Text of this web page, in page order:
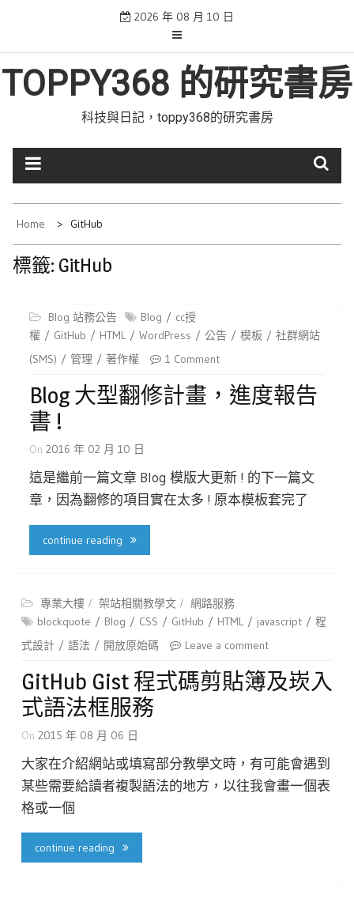
2026 年 08 月 10 日
TOPPY368 的研究書房
科技與日記，toppy368的研究書房
Home GitHub
標籤: GitHub
Blog 站務公告 Blog
cc授
權
GitHub HTML WordPress 公告 模板
社群網站
(SMS)
管理 著作權 1 Comment
Blog 大型翻修計畫，進度報告
書 !
On 2016 年 02 月 10 日
這是繼前一篇文章 Blog 模版大更新 ! 的下一篇文
章，因為翻修的項目實在太多 ! 原本模板套完了
continue reading
專業大樓 架站相關教學文
網路服務
blockquote
Blog CSS GitHub HTML javascript
程
式設計
語法 開放原始碼 Leave a comment
GitHub Gist 程式碼剪貼簿及崁入
式語法框服務
On 2015 年 08 月 06 日
大家在介紹網站或填寫部分教學文時，有可能會遇到
某些需要給讀者複製語法的地方，以往我會畫一個表
格或一個
continue reading